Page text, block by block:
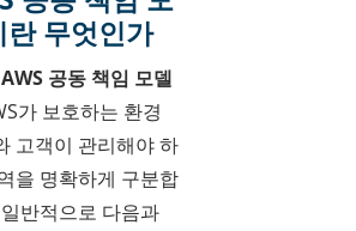
란 무엇인가
AWS 공동 책임 모델
가 보호하는 환경
고객이 관리해야 하
을 명확하게 구분합
반적으로 다음과